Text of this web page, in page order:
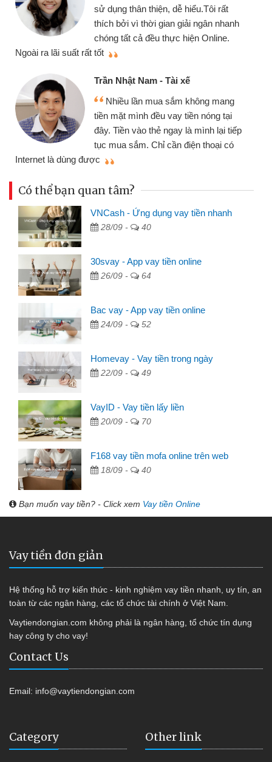
sử dụng thân thiện, dễ hiểu.Tôi rất
thích bởi vì thời gian giải ngân nhanh
chóng tất cả đều thực hiện Online.
Ngoài ra lãi suất rất tốt
Trần Nhật Nam - Tài xế
Nhiều lần mua sắm không mang
tiền mặt mình đều vay tiền nóng tại
đây. Tiền vào thẻ ngay là mình lại tiếp
tục mua sắm. Chỉ cần điện thoại có
Internet là dùng được
Có thể bạn quan tâm?
VNCash - Ứng dụng vay tiền nhanh
28/09 - 40
30svay - App vay tiền online
26/09 - 64
Bac vay - App vay tiền online
24/09 - 52
Homevay - Vay tiền trong ngày
22/09 - 49
VayID - Vay tiền lấy liền
20/09 - 70
F168 vay tiền mofa online trên web
18/09 - 40
Bạn muốn vay tiền? - Click xem Vay tiền Online
Vay tiền đơn giản
Hệ thống hỗ trợ kiến thức - kinh nghiệm vay tiền nhanh, uy tín, an
toàn từ các ngân hàng, các tổ chức tài chính ở Việt Nam.
Vaytiendongian.com không phải là ngân hàng, tổ chức tín dụng
hay công ty cho vay!
Contact Us
Email: info@vaytiendongian.com
Category Other link